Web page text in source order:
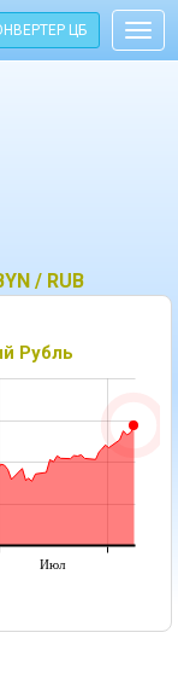
ЦБ
/ RUB
Рубль
Июл